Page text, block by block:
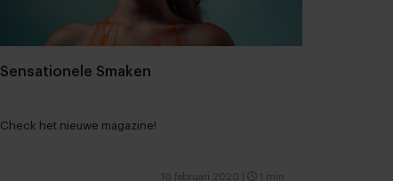
Sensationele Smaken
Check het nieuwe magazine!
10 februari 2020 1 min